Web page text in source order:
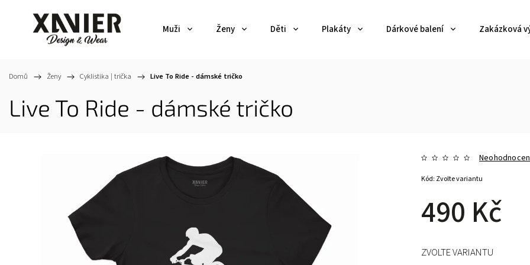
Muži Ženy Děti Plakáty Dárkové balení Zakázková
Domů / Ženy / Cyklistika | trička / Live To Ride - dámské tričko
Live To Ride - dámské tričko
490 Kč
Kód: Zvolte variantu
ZVOLTE VARIANTU